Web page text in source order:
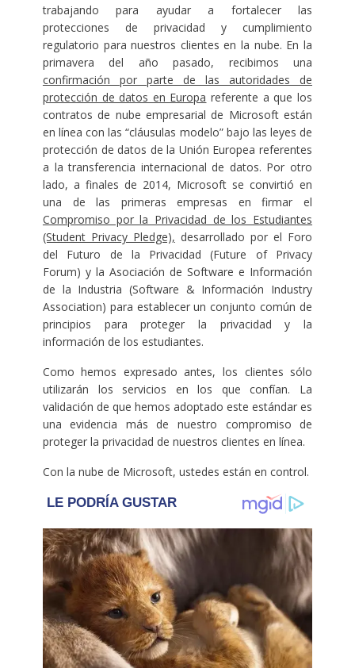
trabajando para ayudar a fortalecer las
protecciones de privacidad y cumplimiento
regulatorio para nuestros clientes en la nube. En la
primavera del año pasado, recibimos una
confirmación por parte de las autoridades de
protección de datos en Europa referente a que los
contratos de nube empresarial de Microsoft están
en línea con las “cláusulas modelo” bajo las leyes de
protección de datos de la Unión Europea referentes
a la transferencia internacional de datos. Por otro
lado, a finales de 2014, Microsoft se convirtió en
una de las primeras empresas en firmar el
Compromiso por la Privacidad de los Estudiantes
(Student Privacy Pledge), desarrollado por el Foro
del Futuro de la Privacidad (Future of Privacy
Forum) y la Asociación de Software e Información
de la Industria (Software & Información Industry
Association) para establecer un conjunto común de
principios para proteger la privacidad y la
información de los estudiantes.
Como hemos expresado antes, los clientes sólo
utilizarán los servicios en los que confían. La
validación de que hemos adoptado este estándar es
una evidencia más de nuestro compromiso de
proteger la privacidad de nuestros clientes en línea.
Con la nube de Microsoft, ustedes están en control.